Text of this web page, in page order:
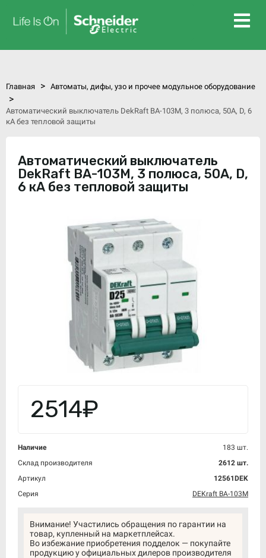
Главная > Автоматы, дифы, узо и прочее модульное оборудование
>
Автоматический выключатель DekRaft ВА-103М, 3 полюса, 50А, D, 6
кА без тепловой защиты
Автоматический выключатель
DekRaft ВА-103М, 3 полюса, 50А, D,
6 кА без тепловой защиты
2514₽
Наличие
183 шт.
Склад производителя
2612 шт.
Артикул
12561DEK
Серия
DEKraft ВА-103M
Внимание! Участились обращения по гарантии на
товар, купленный на маркетплейсах.
Во избежание приобретения подделок — покупайте
продукцию у официальных дилеров производителя